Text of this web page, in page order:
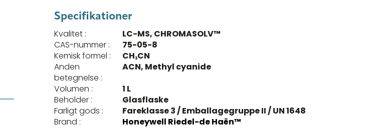
Specifikationer
Kvalitet :
LC-MS, CHROMASOLV™
CAS-nummer :
75-05-8
Kemisk formel :
CH₃CN
Anden
betegnelse :
ACN, Methyl cyanide
Volumen :
1 L
Beholder :
Glasflaske
Farligt gods :
Fareklasse 3 / Emballagegruppe II / UN 1648
Brand :
Honeywell Riedel-de Haën™